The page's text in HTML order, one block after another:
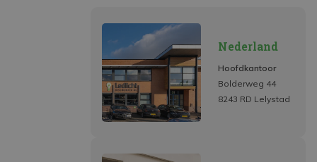
Nederland
Hoofdkantoor
Bolderweg 44
8243 RD Lelystad